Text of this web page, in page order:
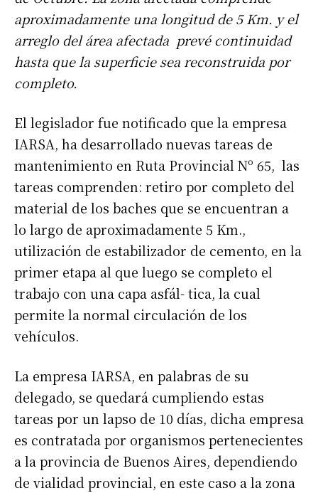
aproximadamente una longitud de 5 Km. y el
arreglo del área afectada prevé continuidad
hasta que la superficie sea reconstruida por
completo.
El legislador fue notificado que la empresa
IARSA, ha desarrollado nuevas tareas de
mantenimiento en Ruta Provincial Nº 65, las
tareas comprenden: retiro por completo del
material de los baches que se encuentran a
lo largo de aproximadamente 5 Km.,
utilización de estabilizador de cemento, en la
primer etapa al que luego se completo el
trabajo con una capa asfál- tica, la cual
permite la normal circulación de los
vehículos.
La empresa IARSA, en palabras de su
delegado, se quedará cumpliendo estas
tareas por un lapso de 10 días, dicha empresa
es contratada por organismos pertenecientes
a la provincia de Buenos Aires, dependiendo
de vialidad provincial, en este caso a la zona